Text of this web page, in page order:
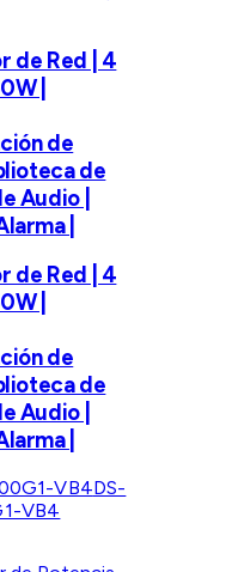
de Red | 4
|
de
de
Audio |
|
de Red | 4
|
de
de
Audio |
|
VB4DS-
VB4